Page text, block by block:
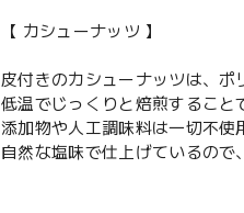
【 カシューナッツ 】
皮付きのカシューナッツは、
低温でじっくりと焙煎するこ
添加物や人工調味料は一切不使
自然な塩味で仕上げているの